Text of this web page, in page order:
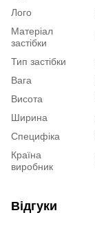
Лого
Матеріал
застібки
Тип застібки
Вага
Висота
Ширина
Специфіка
Країна
виробник
Відгуки